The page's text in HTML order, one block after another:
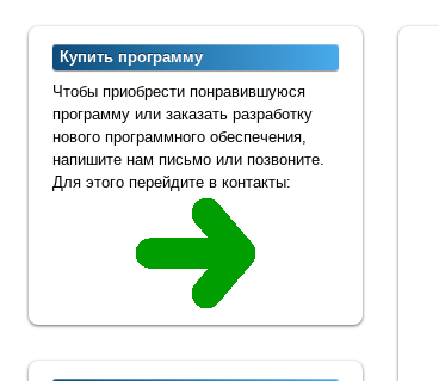
Купить программу
Чтобы приобрести понравившуюся
программу или заказать разработку
нового программного обеспечения,
напишите нам письмо или позвоните.
Для этого перейдите в контакты: